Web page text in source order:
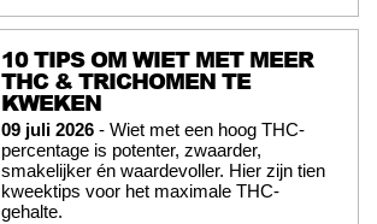
10 TIPS OM WIET MET MEER
THC & TRICHOMEN TE
KWEKEN
09 juli 2026 - Wiet met een hoog THC-
percentage is potenter, zwaarder,
smakelijker én waardevoller. Hier zijn tien
kweektips voor het maximale THC-
gehalte.